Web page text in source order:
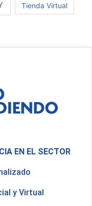
Tienda Virtual
EN EL SECTOR
y Virtual